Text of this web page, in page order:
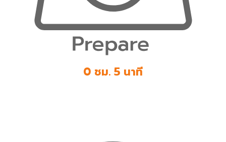
0 ชม. 5 นาที